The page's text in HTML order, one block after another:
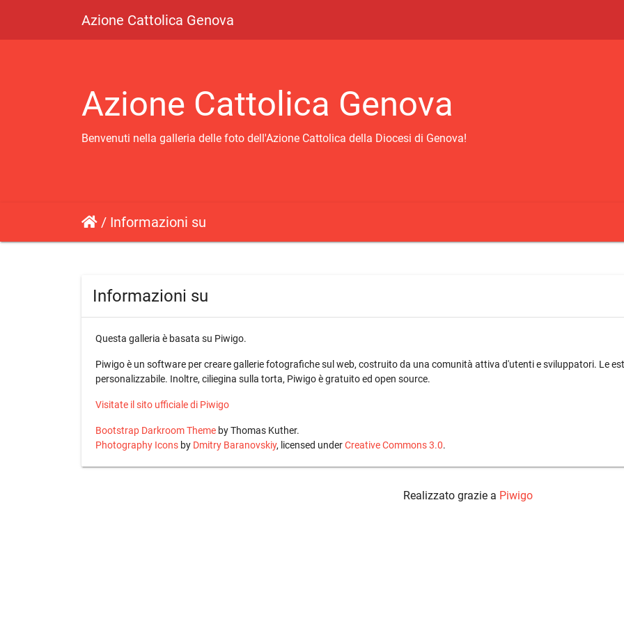
Azione Cattolica Genova
Azione Cattolica Genova
Benvenuti nella galleria delle foto dell'Azione Cattolica della Diocesi di Genova!
/ Informazioni su
Informazioni su
Questa galleria è basata su Piwigo.
Piwigo è un software per creare gallerie fotografiche sul web, costruito da una comunità attiva d'utenti e sviluppatori. Le
personalizzabile. Inoltre, ciliegina sulla torta, Piwigo è gratuito ed open source.
Visitate il sito ufficiale di Piwigo
Bootstrap Darkroom Theme by Thomas Kuther.
Photography Icons by Dmitry Baranovskiy, licensed underCreative Commons 3.0.
Realizzato grazie a Piwigo